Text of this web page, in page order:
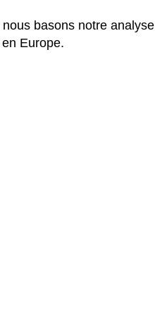
basons notre analyse
Europe.